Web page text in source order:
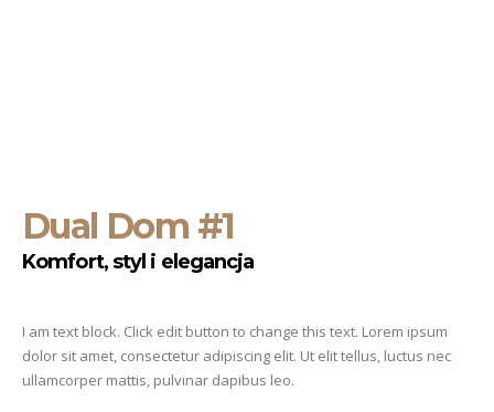
Dual Dom #1
Komfort, styl i elegancja
I am text block. Click edit button to change this text. Lorem ipsum
dolor sit amet, consectetur adipiscing elit. Ut elit tellus, luctus nec
ullamcorper mattis, pulvinar dapibus leo.